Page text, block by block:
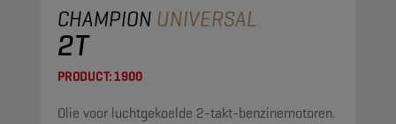
CHAMPION UNIVERSAL
2T
PRODUCT:1900
Olie voor luchtgekoelde 2-takt-benzinemotoren.